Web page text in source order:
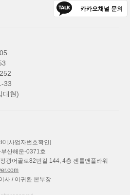
카카오채널 문의
33
대현)
[사업자번호확인]
산해운-0371호
광어골로82번길 144, 4층 젠틀맨플라워
사 / 이귀환 본부장